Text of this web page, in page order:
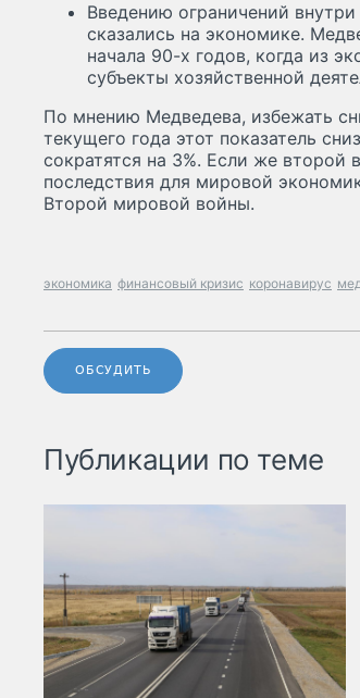
Введению ограничений
сказались на экономике.
начала 90-х годов, когда из
субъекты хозяйственной
По мнению Медведева, избежать
текущего года этот показатель
сократятся на 3%. Если же второй
последствия для мировой
Второй мировой войны.
экономика финансовый кризис коронавирус
ОБСУДИТЬ
Публикации по теме